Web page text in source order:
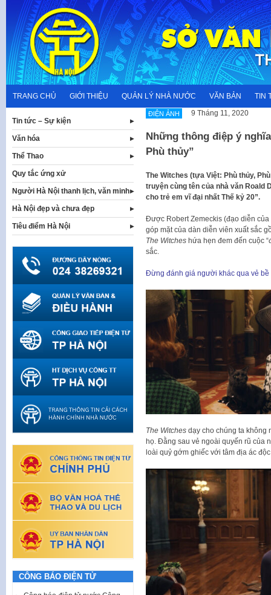
content
TRANG CHỦ GIỚI THIỆU QUẢN LÝ NHÀ NƯỚC VĂN BẢN TIN
ĐIỆN ẢNH 9 Tháng 11, 2020
Những thông điệp ý
Phù thủy”
The Witches (tựa Việt: Phù thủy,
truyện cùng tên của nhà văn Roald
cho trẻ em vĩ đại nhất Thế kỷ 20”.
Được Robert Zemeckis (đạo diễn của
góp mặt của dàn diễn viên xuất sắc
The Witcheshứa hẹn đem đến cuộc
sắc.
Đừng đánh giá người khác qua vẻ bề
The Witchesdạy cho chúng ta không
họ. Đằng sau vẻ ngoài quyến rũ của
loài quỷ gớm ghiếc với tâm địa ác
Tin tức – Sự kiện
Văn hóa
Thể Thao
Quy tắc ứng xử
Người Hà Nội thanh lịch, văn minh
Hà Nội đẹp và chưa đẹp
Tiêu điểm Hà Nội
CÔNG BÁO ĐIỆN TỬ